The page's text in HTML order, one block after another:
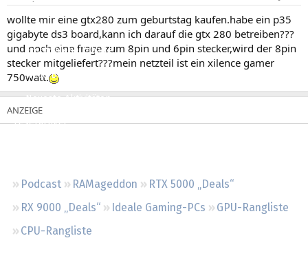
Aktuelles
Empfohlene Inhalte
Neue Beiträge
Neueste Aktivitäten
Leserartikel
Podcast RAMageddon
RTX 5000 „Deals“
RX 9000 „Deals“
Ideale Gaming-PCs
GPU-Rangliste
CPU-Rangliste
e
r
t
a
m
wollte mir eine gtx280 zum geburtstag kaufen.habe ein p35
gigabyte ds3 board,kann ich darauf die gtx 280 betreiben???
und noch eine frage zum 8pin und 6pin stecker,wird der 8pin
stecker mitgeliefert???mein netzteil ist ein xilence gamer
750watt.